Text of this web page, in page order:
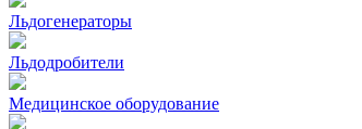
Льдогенераторы
Льдодробители
Медицинское оборудование